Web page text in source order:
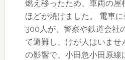
燃え移ったため、車両の屋
ほどが焼けました。 電車
300人が、警察や鉄道会社
て避難し、けが人はいませ
の影響で、小田急小田原線